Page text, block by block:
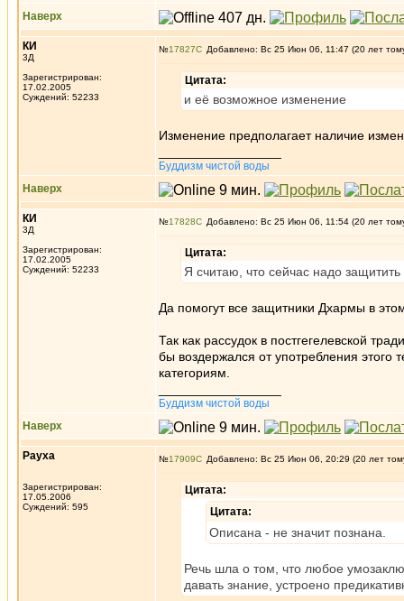
Наверх
КИ
3Д
Зарегистрирован:
17.02.2005
Суждений: 52233
№17827 Добавлено: Вс 25 Июн 06, 11:47 (20 лет
Цитата:
и её возможное изменение
Изменение предполагает наличие
Буддизм чистой воды
Наверх
КИ
3Д
Зарегистрирован:
17.02.2005
Суждений: 52233
№17828 Добавлено: Вс 25 Июн 06, 11:54 (20 лет
Цитата:
Я считаю, что сейчас надо
Да помогут все защитники Дхармы в
Так как рассудок в постгегелевской
бы воздержался от употребления этого
категориям.
Буддизм чистой воды
Наверх
Рауха
Зарегистрирован:
17.05.2006
Суждений: 595
№17909 Добавлено: Вс 25 Июн 06, 20:29 (20 лет
Цитата:
Цитата:
Описана - не значит познана.
Речь шла о том, что любое
давать знание, устроено